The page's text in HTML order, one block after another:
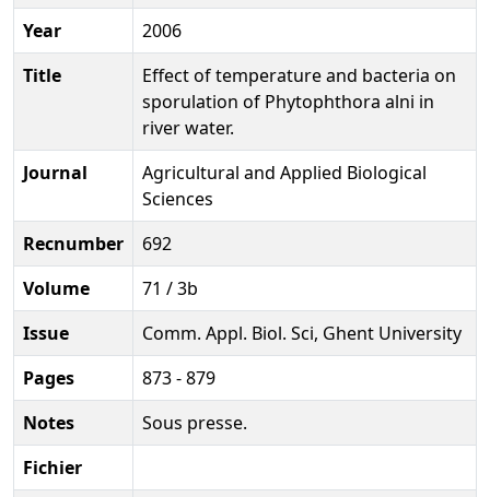
Year
2006
Title
Effect of temperature and bacteria on
sporulation of Phytophthora alni in
river water.
Journal
Agricultural and Applied Biological
Sciences
Recnumber
692
Volume
71 / 3b
Issue
Comm. Appl. Biol. Sci, Ghent University
Pages
873 - 879
Notes
Sous presse.
Fichier